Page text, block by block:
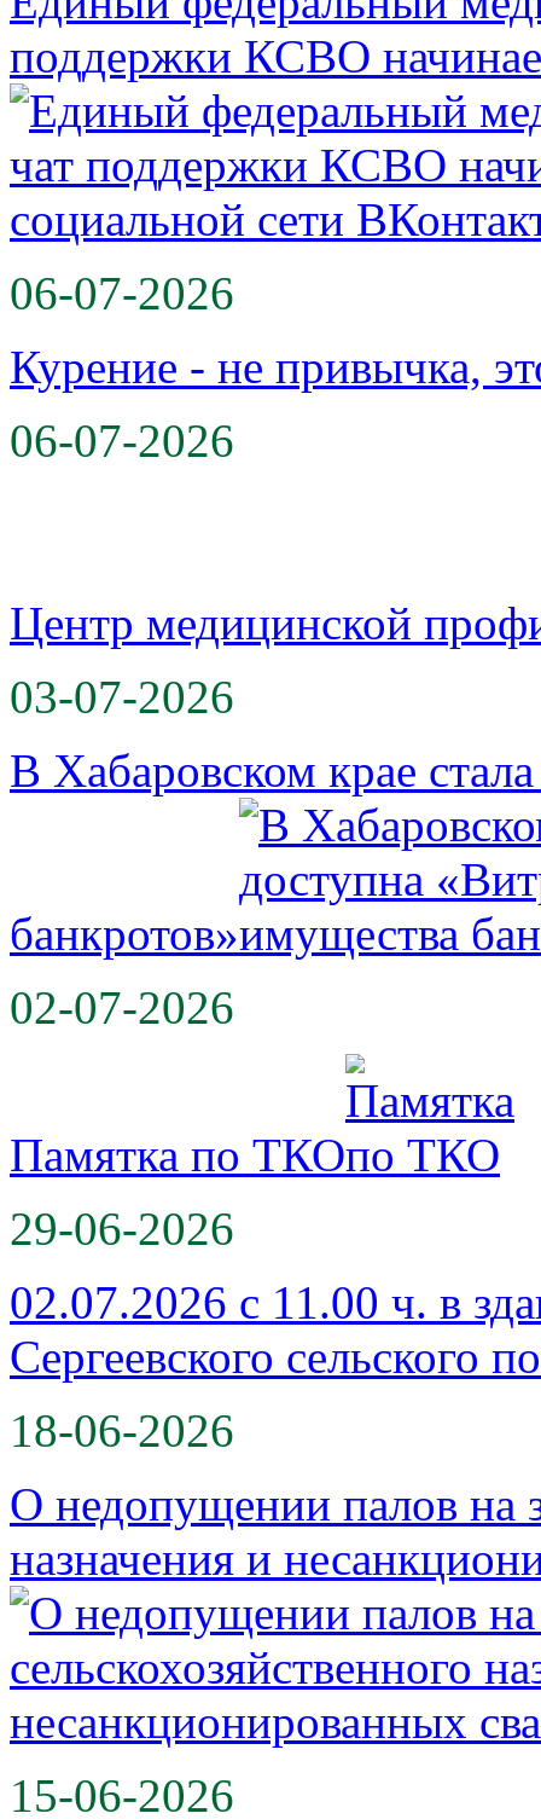
поддержки КСВО
06-07-2026
Курение - не привычка,
06-07-2026
Центр медицинской
03-07-2026
В Хабаровском крае
банкротов»
02-07-2026
Памятка по ТКО
29-06-2026
02.07.2026 с 11.00 ч. в
Сергеевского сельского
18-06-2026
О недопущении палов на
назначения и
15-06-2026